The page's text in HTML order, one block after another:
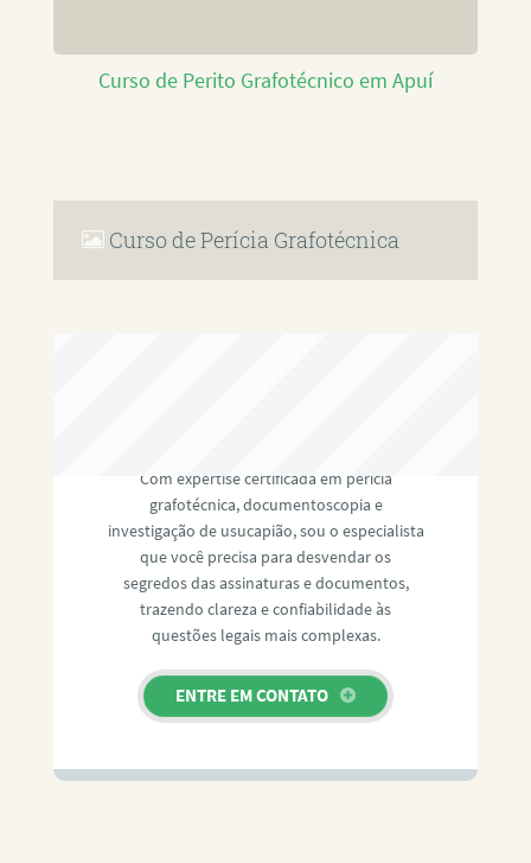
Curso de Perito Grafotécnico em Apuí
Curso de Perícia Grafotécnica
Com expertise certificada em perícia
grafotécnica, documentoscopia e
investigação de usucapião, sou o especialista
que você precisa para desvendar os
segredos das assinaturas e documentos,
trazendo clareza e confiabilidade às
questões legais mais complexas.
ENTRE EM CONTATO